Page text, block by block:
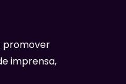
promover
imprensa,